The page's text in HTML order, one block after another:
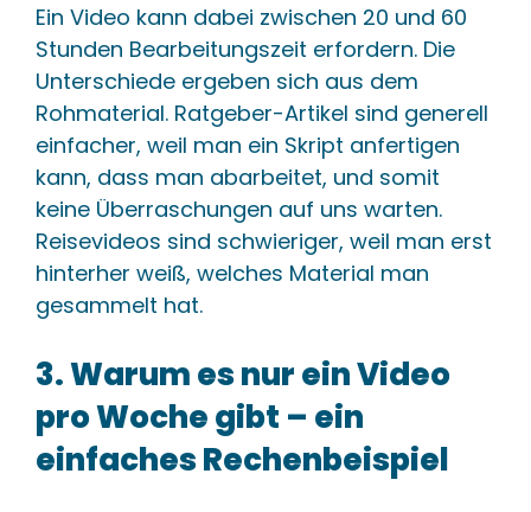
Ein Video kann dabei zwischen 20 und 60
Stunden Bearbeitungszeit erfordern. Die
Unterschiede ergeben sich aus dem
Rohmaterial. Ratgeber-Artikel sind generell
einfacher, weil man ein Skript anfertigen
kann, dass man abarbeitet, und somit
keine Überraschungen auf uns warten.
Reisevideos sind schwieriger, weil man erst
hinterher weiß, welches Material man
gesammelt hat.
3. Warum es nur ein Video
pro Woche gibt – ein
einfaches Rechenbeispiel